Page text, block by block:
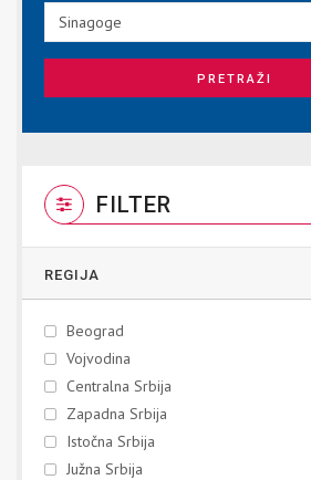
Sinagoge
PRETRAŽI
FILTER
REGIJA
Beograd
Vojvodina
Centralna Srbija
Zapadna Srbija
Istočna Srbija
Južna Srbija